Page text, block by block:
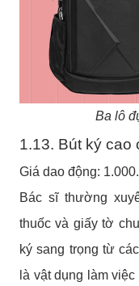
Ba lô
1.13. Bút ký cao
Giá dao động:
Bác sĩ thường
thuốc và giấy tờ
ký sang trọng từ
là vật dụng làm